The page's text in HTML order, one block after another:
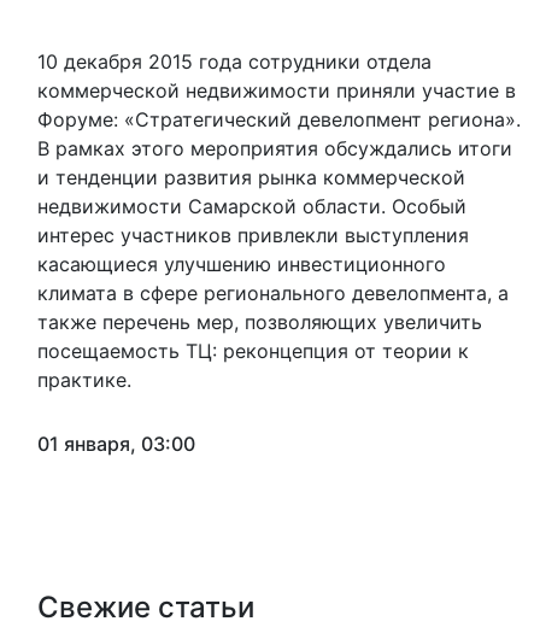
10 декабря 2015 года сотрудники отдела
коммерческой недвижимости приняли участие в
Форуме: «Стратегический девелопмент региона».
В рамках этого мероприятия обсуждались итоги
и тенденции развития рынка коммерческой
недвижимости Самарской области. Особый
интерес участников привлекли выступления
касающиеся улучшению инвестиционного
климата в сфере регионального девелопмента, а
также перечень мер, позволяющих увеличить
посещаемость ТЦ: реконцепция от теории к
практике.
01 января, 03:00
Свежие статьи